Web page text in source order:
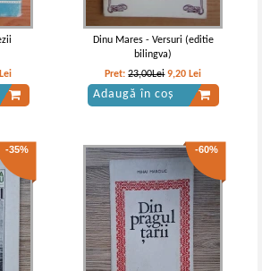
Ion Barbu - Joc fecund
Lei
Dinu Mares - Versuri (editie
bilingva)
Pret:23,00Lei 9,20 Lei
Adaugă în coș
-35% -60%